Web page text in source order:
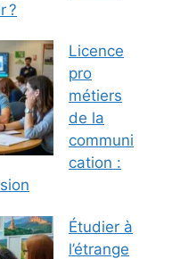
?
Licence
pro
métiers
de la
communi
cation :
Étudier à
l’étrange